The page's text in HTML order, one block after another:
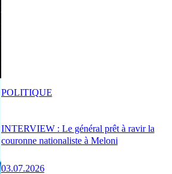
INTERVIEW : Le général prêt à ravir la
couronne nationaliste à Meloni
03.07.2026
POLITIQUE